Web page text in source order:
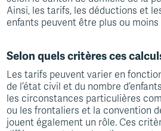
Ainsi, les tarifs, les déductions et
enfants peuvent être plus ou moins
Selon quels critères ces
Les tarifs peuvent varier en
de l’état civil et du nombre
les circonstances particulières
ou les frontaliers et la convention
jouent également un rôle. Ces